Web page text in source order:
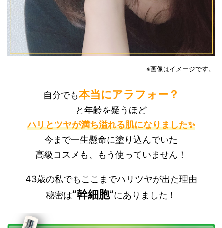
※画像はイメージです。
自分でも本当にアラフォー？
と年齢を疑うほど
ハリとツヤが満ち溢れる肌になりました✨
今まで一生懸命に塗り込んでいた
高級コスメも、もう使っていません！
43歳の私でもここまでハリツヤが出た理由
秘密は”幹細胞”にありました！